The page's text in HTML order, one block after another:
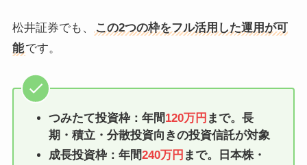
松井証券でも、
この2つの枠をフル活用した運用が可
能です。
つみたて投資枠：年間120万円 まで。長
期・積立・分散投資向きの投資信託が対象
成長投資枠：年間240万円 まで。日本株・